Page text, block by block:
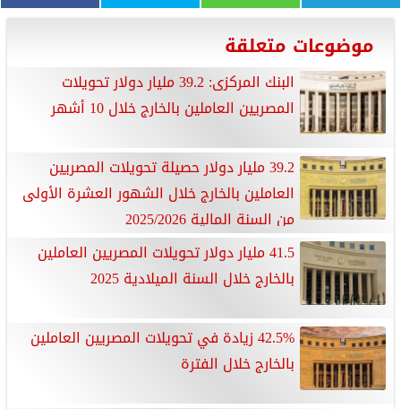
موضوعات متعلقة
البنك المركزى: 39.2 مليار دولار تحويلات
المصريين العاملين بالخارج خلال 10 أشهر
39.2 مليار دولار حصيلة تحويلات المصريين
العاملين بالخارج خلال الشهور العشرة الأولى
من السنة المالية 2025/2026
41.5 مليار دولار تحويلات المصريين العاملين
بالخارج خلال السنة الميلادية 2025
42.5% زيادة في تحويلات المصريين العاملين
بالخارج خلال الفترة